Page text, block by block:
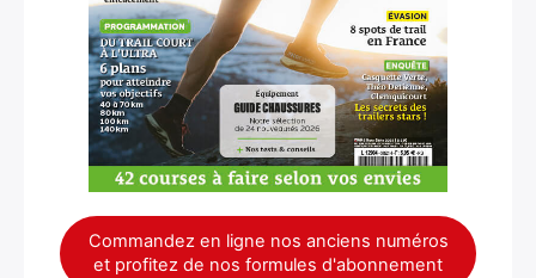
Commandez en ligne nos anciens numéros
et profitez de nos formules d'abonnement